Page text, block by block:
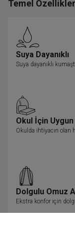
Temel Özellikler
Suya Dayanıklı
Suya dayanıklı
Okul İçin Uygun
Okulda ihtiyacın olan
Dolgulu Omuz
Ekstra konfor için